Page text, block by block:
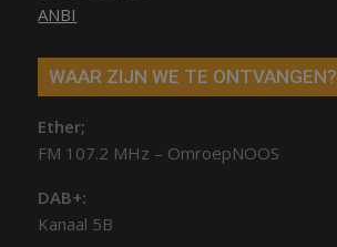
ANBI
WAAR ZIJN WE TE ONTVANGEN?
Ether;
FM 107.2 MHz – OmroepNOOS
DAB+:
Kanaal 5B